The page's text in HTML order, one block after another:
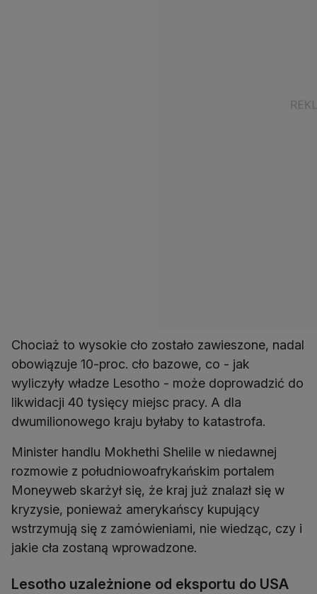
Chociaż to wysokie cło zostało zawieszone, nadal
obowiązuje 10-proc. cło bazowe, co - jak
wyliczyły władze Lesotho - może doprowadzić do
likwidacji 40 tysięcy miejsc pracy. A dla
dwumilionowego kraju byłaby to katastrofa.
Minister handlu Mokhethi Shelile w niedawnej
rozmowie z południowoafrykańskim portalem
Moneyweb skarżył się, że kraj już znalazł się w
kryzysie, ponieważ amerykańscy kupujący
wstrzymują się z zamówieniami, nie wiedząc, czy i
jakie cła zostaną wprowadzone.
Lesotho uzależnione od eksportu do USA